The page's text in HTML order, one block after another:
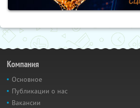
Компания
Основное
Публикации о нас
Вакансии